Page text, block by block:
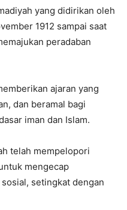
yang didirikan oleh
1912 sampai saat
peradaban
ajaran yang
dan beramal bagi
iman dan Islam.
telah mempelopori
mengecap
setingkat dengan